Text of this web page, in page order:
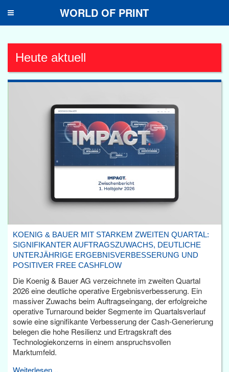
Toggle
WORLD OF PRINT
Heute aktuell
KOENIG & BAUER MIT STARKEM ZWEITEN QUARTAL:
SIGNIFIKANTER AUFTRAGSZUWACHS, DEUTLICHE
UNTERJÄHRIGE ERGEBNISVERBESSERUNG UND
POSITIVER FREE CASHFLOW
Die Koenig & Bauer AG verzeichnete im zweiten Quartal
2026 eine deutliche operative Ergebnisverbesserung. Ein
massiver Zuwachs beim Auftragseingang, der erfolgreiche
operative Turnaround beider Segmente im Quartalsverlauf
sowie eine signifikante Verbesserung der Cash-Generierung
belegen die hohe Resilienz und Ertragskraft des
Technologiekonzerns in einem anspruchsvollen
Marktumfeld.
Weiterlesen...